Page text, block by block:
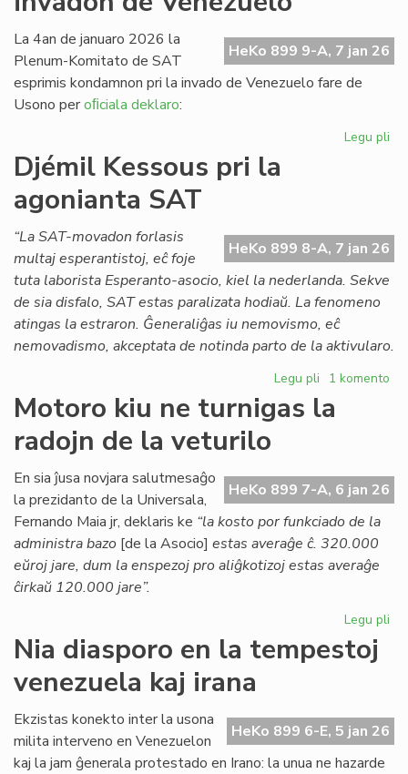
x
HeKo 899 9-A, 7 jan 26
La 4an de januaro 2026 la
Plenum-Komitato de SAT
esprimis kondamnon pri la invado de Venezuelo fare de
Usono peroﬁciala deklaro:
Legu pli
Djémil Kessous pri la
agonianta SAT
HeKo 899 8-A, 7 jan 26
“La SAT-movadon forlasis
multaj esperantistoj, eĉ foje
tuta laborista Esperanto-asocio, kiel la nederlanda. Sekve
de sia disfalo, SAT estas paralizata hodiaŭ. La fenomeno
atingas la estraron. Ĝeneraliĝas iu nemovismo, eĉ
nemovadismo, akceptata de notinda parto de la aktivularo.
Legu pli pri
Kessous
agonianta
SAT
1 komento
Motoro kiu ne turnigas la
radojn de la veturilo
HeKo 899 7-A, 6 jan 26
En sia ĵusa novjara salutmesaĝo
la prezidanto de la Universala,
Fernando Maia jr, deklaris ke “la kosto por funkciado de la
administra bazo [de la Asocio] estas averaĝe ĉ. 320.000
eŭroj jare, dum la enspezoj pro aliĝkotizoj estas averaĝe
ĉirkaŭ 120.000 jare”.
Legu pli
la
Nia diasporo en la tempestoj
venezuela kaj irana
HeKo 899 6-E, 5 jan 26
Ekzistas konekto inter la usona
milita interveno en Venezuelon
kaj la jam ĝenerala protestado en Irano: la unua ne hazarde